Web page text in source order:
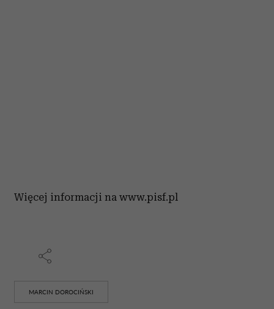
Więcej informacji na www.pisf.pl
MARCIN DOROCIŃSKI